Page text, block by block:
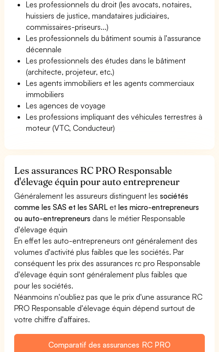
Les professionnels du droit (les avocats, notaires,
huissiers de justice, mandataires judiciaires,
commissaires-priseurs...)
Les professionnels du bâtiment soumis à l'assurance
décennale
Les professionnels des études dans le bâtiment
(architecte, projeteur, etc.)
Les agents immobiliers et les agents commerciaux
immobiliers
Les agences de voyage
Les professions impliquant des véhicules terrestres à
moteur (VTC, Conducteur)
Les assurances RC PRO Responsable
d'élevage équin pour auto entrepreneur
Généralement les assureurs distinguent lessociétés
comme les SAS et les SARL etles micro-entrepreneurs
ou auto-entrepreneurs dans le métier Responsable
d'élevage équin
En effet les auto-entrepreneurs ont généralement des
volumes d'activité plus faibles que les sociétés. Par
conséquent les prix des assurances rc pro Responsable
d'élevage équin sont généralement plus faibles que
pour les sociétés.
Néanmoins n'oubliez pas que le prix d'une assurance RC
PRO Responsable d'élevage équin dépend surtout de
votre chiffre d'affaires.
Comparatif des assurances RC PRO